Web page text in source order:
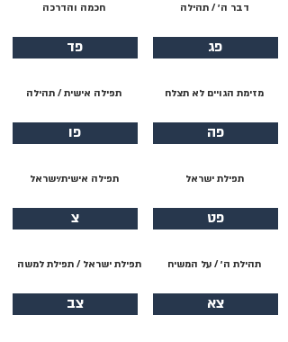
דבר ה׳ / תהילה
פג
מזימת הגויים לא תצלח
פה
תפילת ישראל
פט
תהילת ה׳ / על המשיח
צא
חכמה והדרכה
פד
תפילה אישית / תהילה
פו
תפילה אישית/ישראל
צ
תפילת ישראל / תפילת למשה
צב